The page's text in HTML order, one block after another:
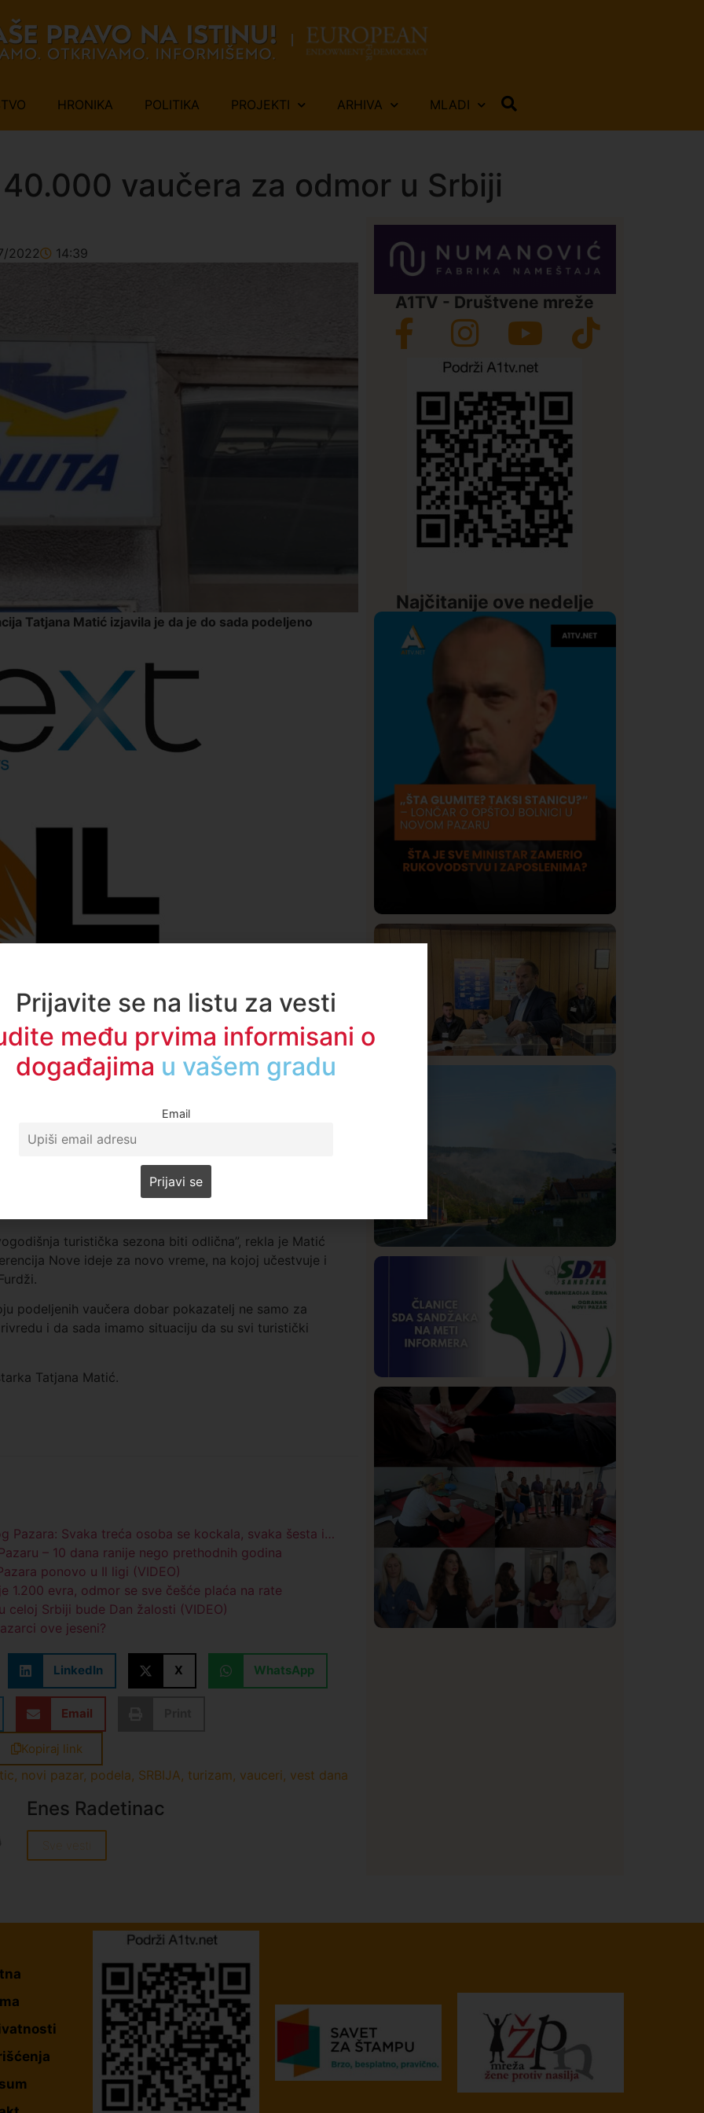
HRONIKA POLITIKA PROJEKTI ARHIVA MLADI
vaučera za odmor u Srbiji
2022 14:39
Tatjana Matić izjavila je da je do sada podeljeno
turistička sezona biti odlična”, rekla je Matić
Nove ideje za novo vreme, na kojoj učestvuje i
podeljenih vaučera dobar pokazatelj ne samo za
i da sada imamo situaciju da su svi turistički
Tatjana Matić.
Pazara: Svaka treća osoba se kockala, svaka šesta i…
– 10 dana ranije nego prethodnih godina
ponovo u Il ligi (VIDEO)
1.200 evra, odmor se sve češće plaća na rate
celoj Srbiji bude Dan žalosti (VIDEO)
ove jeseni?
LinkedIn X WhatsApp
Email
Kopiraj link
, novi pazar, podela, SRBIJA, turizam, vauceri, vest dana
Enes Radetinac
Sve vesti
A1TV - Društvene mreže
Najčitanije ove nedelje
Lončar o Opštoj bolnici u Novom
Pazaru: „Šta glumite? Taksi stanicu?“
Požar od Magliča do Ušća, brda u
plamenu – vatrogasci na terenu
Politika 170
Organizacija žena SDA Sandžaka osudila
tekst Informera o Anisi Fetahović i Adeli
Prijavite se na listu za vesti
među prvima informisani o
događajima u regionu
Email